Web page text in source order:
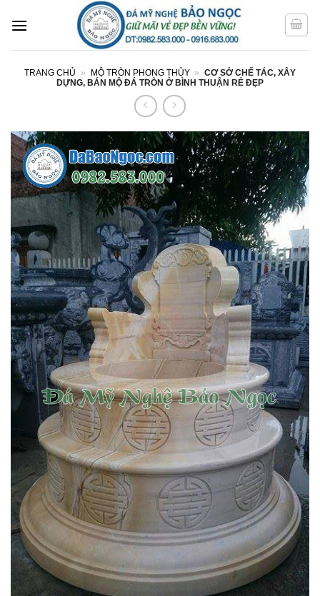
qua
TRANG CHỦ » MỘ TRÒN PHONG THỦY » CƠ SỞ CHẾ TÁC, XÂY
DỰNG, BÁN MỘ ĐÁ TRÒN Ở BÌNH THUẬN RẺ ĐẸP